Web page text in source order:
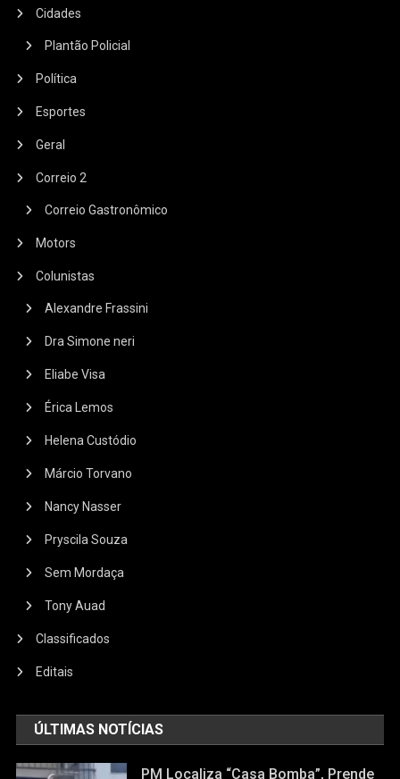
Cidades
Plantão Policial
Política
Esportes
Geral
Correio 2
Correio Gastronômico
Motors
Colunistas
Alexandre Frassini
Dra Simone neri
Eliabe Visa
Érica Lemos
Helena Custódio
Márcio Torvano
Nancy Nasser
Pryscila Souza
Sem Mordaça
Tony Auad
Classificados
Editais
ÚLTIMAS NOTÍCIAS
PM Localiza “casa Bomba”, Prende